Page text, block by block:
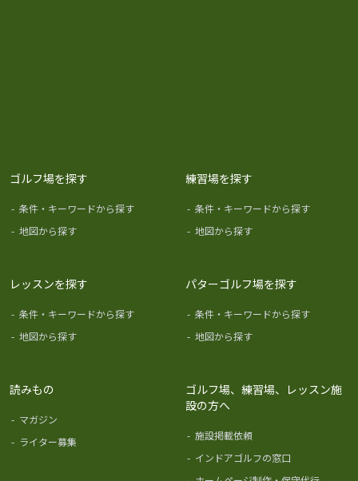
ゴルフ場を探す
- 条件・キーワードから探す
- 地図から探す
練習場を探す
- 条件・キーワードから探す
- 地図から探す
レッスンを探す
- 条件・キーワードから探す
- 地図から探す
パターゴルフ場を探す
- 条件・キーワードから探す
- 地図から探す
読みもの
- マガジン
- ライター募集
ゴルフ場、練習場、レッスン施
設の方へ
- 施設掲載依頼
- インドアゴルフの窓口